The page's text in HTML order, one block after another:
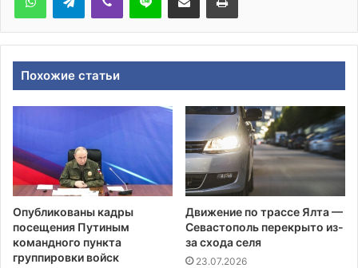
Похожие статьи
Опубликованы кадры
посещения Путиным
командного пункта
группировки войск
Движение по трассе Ялта —
Севастополь перекрыто из-
за схода селя
23.07.2026